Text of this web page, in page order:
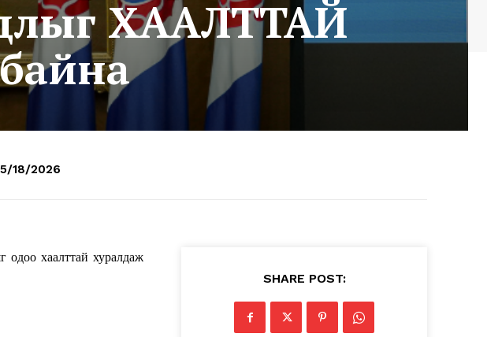
ХААЛТТАЙ
18/2026
хаалттай хуралдаж
SHARE POST: